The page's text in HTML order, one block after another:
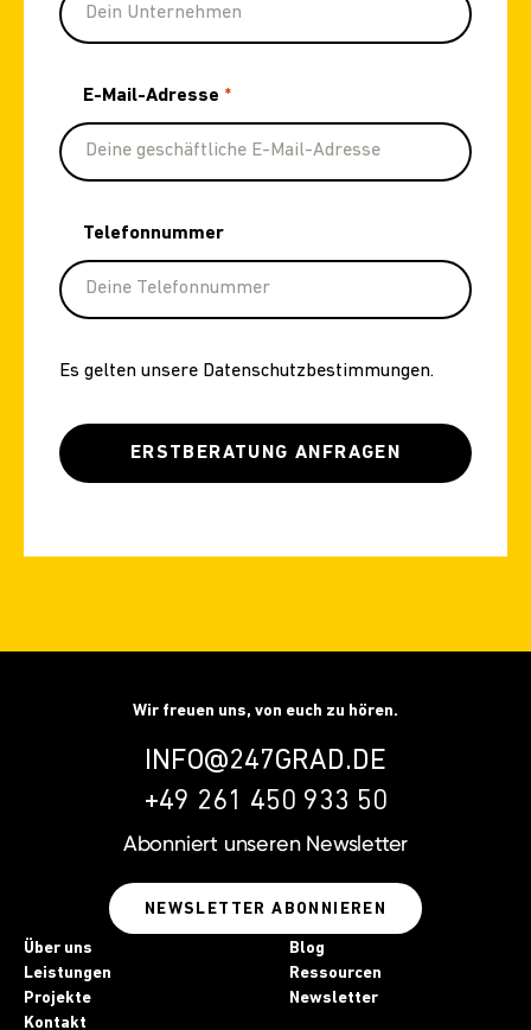
E-Mail-Adresse *
Telefonnummer
Es gelten unsere Datenschutzbestimmungen.
Wir freuen uns, von euch zu hören.
INFO@247GRAD.DE
+49 261 450 933 50
Abonniert unseren Newsletter
NEWSLETTER ABONNIEREN
Über uns
Leistungen
Projekte
Kontakt
Blog
Ressourcen
Newsletter